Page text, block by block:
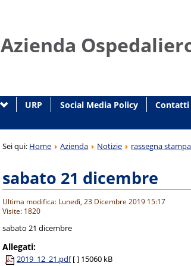
Azienda
URP Social Media Policy Contatti
Sei qui: Home Azienda Notizie rassegna stampa
sabato 21 dicembre
Ultima modifica: Lunedì, 23 Dicembre 2019 15:17
Visite: 1820
sabato 21 dicembre
Allegati:
2019_12_21.pdf [ ] 15060 kB